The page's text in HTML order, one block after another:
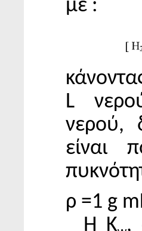
με :
L
νερού,
είναι
ρ =1 g
Η K ,